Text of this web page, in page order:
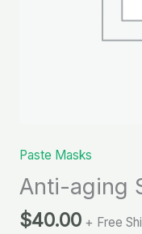
Paste Masks
Anti-aging
$40.00 + Free